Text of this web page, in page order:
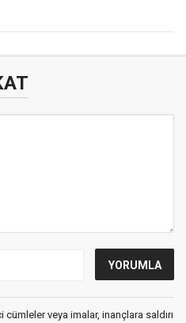
veya imalar, inançlara saldırı